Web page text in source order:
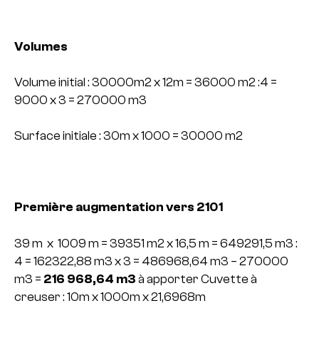
Volumes
Volume initial : 30000m2 x 12m = 36000 m2 :4 =
9000 x 3 = 270000 m3
Surface initiale : 30m x 1000 = 30000 m2
Première augmentation vers 2101
39 m x 1009 m = 39351 m2 x 16,5 m = 649291,5 m3 :
4 = 162322,88 m3 x 3 = 486968,64 m3 – 270000
m3 = 216 968,64 m3 à apporter Cuvette à
creuser : 10m x 1000m x 21,6968m